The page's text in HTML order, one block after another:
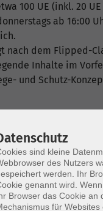
100 UE (inkl. 20
ab 16:00
nach dem Flipped-
Inhalte im
und Schutz-
sind kleine
des Nutzers
werden. Ihr
genannt wird.
Browser das Cookie an
für